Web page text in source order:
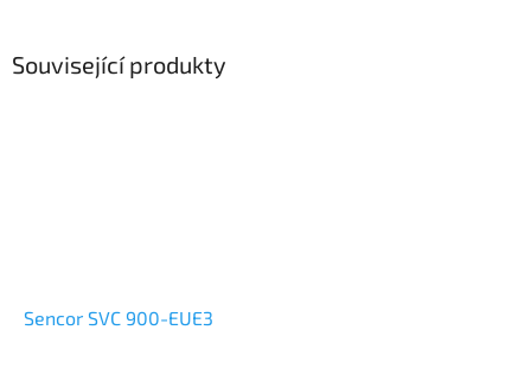
Související produkty
Sencor SVC 900-EUE3